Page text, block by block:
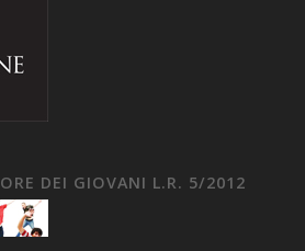
DEI GIOVANI L.R. 5/2012